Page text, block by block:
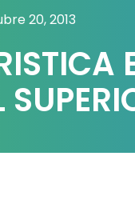
20, 2013